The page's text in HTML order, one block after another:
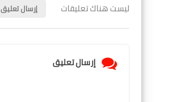
ليست هناك تعليقات إرسال تعليق
إرسال تعليق